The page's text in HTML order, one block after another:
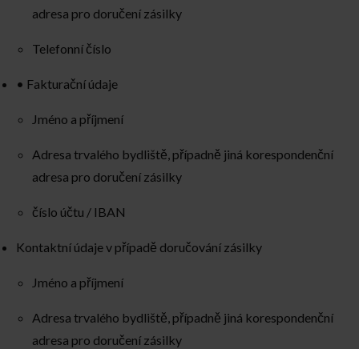
adresa pro doručení zásilky
Telefonní číslo
• Fakturační údaje
Jméno a příjmení
Adresa trvalého bydliště, případně jiná korespondenční
adresa pro doručení zásilky
číslo účtu / IBAN
Kontaktní údaje v případě doručování zásilky
Jméno a příjmení
Adresa trvalého bydliště, případně jiná korespondenční
adresa pro doručení zásilky